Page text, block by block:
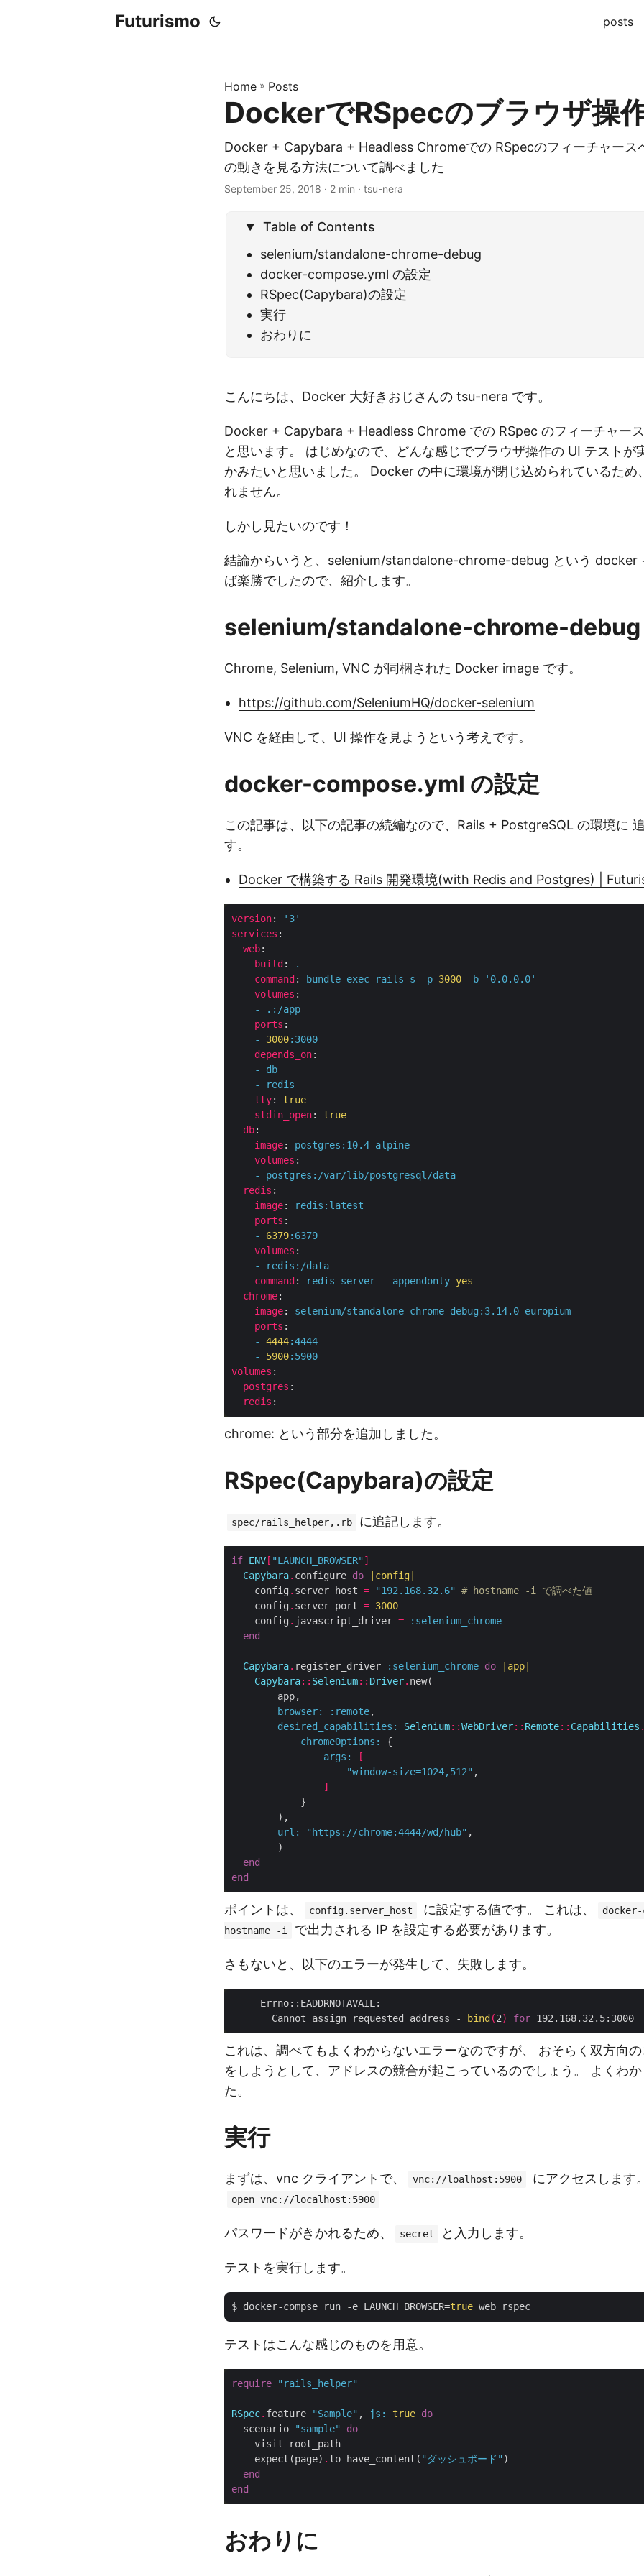
Futurismo posts
Home » Posts
DockerでRSpecのブラウザ操
Docker + Capybara + Headless Chromeでの RSpecのフィーチャース
の動きを見る方法について調べました
September 25, 2018 · 2 min · tsu-nera
Table of Contents
selenium/standalone-chrome-debug
docker-compose.yml の設定
RSpec(Capybara)の設定
実行
おわりに
こんにちは、Docker 大好きおじさんの tsu-nera です。
Docker + Capybara + Headless Chrome での RSpec のフィーチャー
と思います。 はじめなので、どんな感じでブラウザ操作の UI テストが
かみたいと思いました。 Docker の中に環境が閉じ込められているため
れません。
しかし見たいのです！
結論からいうと、selenium/standalone-chrome-debug という docker
ば楽勝でしたので、紹介します。
selenium/standalone-chrome-debug
Chrome, Selenium, VNC が同梱された Docker image です。
https://github.com/SeleniumHQ/docker-selenium
VNC を経由して、UI 操作を見ようという考えです。
docker-compose.yml の設定
この記事は、以下の記事の続編なので、Rails + PostgreSQL の環境に
す。
Docker で構築する Rails 開発環境(with Redis and Postgres) |
version:
'3'
services :
web:
build :
.
command : bundle exec rails s -p 3000 -b
'0.0.0.0'
volumes :
-
.:/app
ports :
-
3000: 3000
depends_on:
-
db
-
redis
tty:
true
stdin_open:
true
db:
image:
postgres:10.4-alpine
volumes :
-
postgres:/var/lib/postgresql/data
redis :
image:
redis:latest
ports :
-
6379: 6379
volumes :
-
redis:/data
command : redis-server --appendonly yes
chrome:
image:
selenium/standalone-chrome-debug:3.14.0-europium
ports :
-
4444:4444
-
5900: 5900
volumes :
postgres :
redis :
chrome: という部分を追加しました。
RSpec(Capybara)の設定
spec/rails_helper,.rb に追記します。
if ENV [ "LAUNCH_BROWSER" ]
Capybara. configure do config
    config
. server_host = "192.168.32.6"
# hostname -i で調べた値
    config
. server_port = 3000
    config
. javascript_driver =
:selenium_chrome
end
Capybara. register_driver :selenium_chrome do app
Capybara:: Selenium:: Driver. new(
        app,
browser: :remote,
desired_capabilities : Selenium::WebDriver:: Remote:: Capabilities .
chromeOptions :
{
args :
[
"window-size=1024,512" ,
]
            }
        ),
url : "https://chrome:4444/wd/hub" ,
        )
end
end
ポイントは、 config.server_host に設定する値です。 これは、
docker-
hostname -i
で出力される IP を設定する必要があります。
さもないと、以下のエラーが発生して、失敗します。
     Errno::EADDRNOTAVAIL:
       Cannot assign requested address -
bind (2) for
これは、調べてもよくわからないエラーなのですが、 おそらく双方向
をしようとして、アドレスの競合が起こっているのでしょう。 よくわ
た。
実行
まずは、vnc クライアントで、 vnc://loalhost:5900 にアクセスします
open vnc://localhost:5900
パスワードがきかれるため、 secret と入力します。
テストを実行します。
$ docker-compse run -e LAUNCH_BROWSER=true
テストはこんな感じのものを用意。
require "rails_helper"
RSpec. feature "Sample" , js : true do
  scenario
"sample"
do
    visit root_path
    expect(page)
. to have_content( "ダッシュボード" )
end
end
おわりに